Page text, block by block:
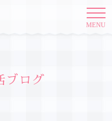
MENU
ブログ